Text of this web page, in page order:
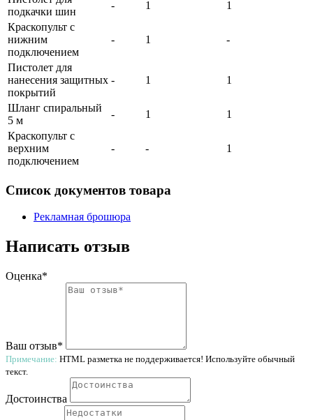
подкачки шин
- 1
1
Краскопульт с
нижним
подключением
- 1 -
Пистолет для
нанесения защитных
покрытий
- 1 1
Шланг спиральный
5 м
- 1
1
Краскопульт с
верхним
подключением
- - 1
Список документов товара
Рекламная брошюра
Написать отзыв
Оценка*
Ваш отзыв*
Примечание: HTML разметка не поддерживается! Используйте обычный
текст.
Достоинства